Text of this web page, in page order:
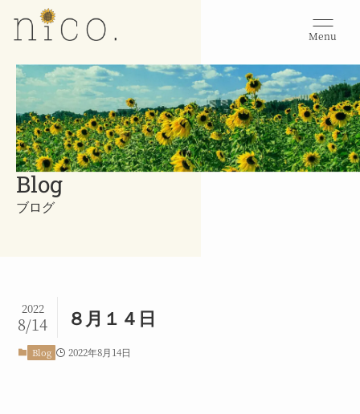
Menu
Blog
ブログ
８月１４日
2022
8/14
Blog 2022年8月14日